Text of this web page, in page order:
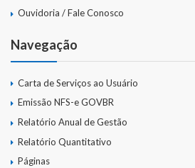
Ouvidoria / Fale Conosco
Navegação
Carta de Serviços ao Usuário
Emissão NFS-e GOVBR
Relatório Anual de Gestão
Relatório Quantitativo
Páginas